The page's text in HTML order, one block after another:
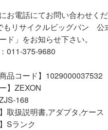
お電話にてお問い合わせくだ
もリサイクルビッグバン 公
ド」をお知らせ下さい。
011-375-9680
商品コード】1029000037532
】ZEXON
168
】取扱説明書,アダプタ,ケー
Sランク